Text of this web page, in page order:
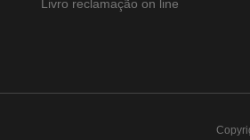
Livro reclamação on line